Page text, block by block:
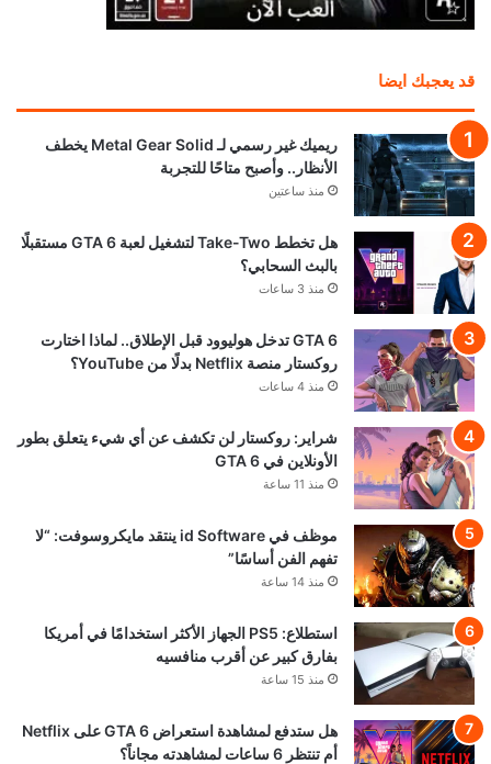
قد يعجبك ايضا
ريميك غير رسمي لـ Metal Gear Solid يخطف
الأنظار.. وأصبح متاحًا للتجربة
منذ ساعتين
هل تخطط Take-Two لتشغيل لعبة GTA 6 مستقبلًا
بالبث السحابي؟
منذ 3 ساعات
GTA 6 تدخل هوليوود قبل الإطلاق.. لماذا اختارت
روكستار منصة Netflix بدلًا من YouTube؟
منذ 4 ساعات
شراير: روكستار لن تكشف عن أي شيء يتعلق بطور
الأونلاين في GTA 6
منذ 11 ساعة
موظف في id Software ينتقد مايكروسوفت: “لا
تفهم الفن أساسًا”
منذ 14 ساعة
استطلاع: PS5 الجهاز الأكثر استخدامًا في أمريكا
بفارق كبير عن أقرب منافسيه
منذ 15 ساعة
هل ستدفع لمشاهدة استعراض GTA 6 على Netflix
أم تنتظر 6 ساعات لمشاهدته مجاناً؟